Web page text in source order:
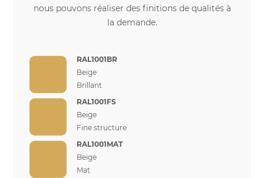
nous pouvons réaliser des finitions de qualités à
la demande.
RAL1001BR
Beige
Brillant
RAL1001FS
Beige
Fine structure
RAL1001MAT
Beige
Mat